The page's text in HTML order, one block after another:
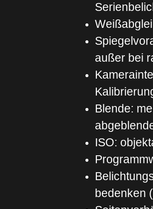
außer bei
Blende:
ISO:
bedenken